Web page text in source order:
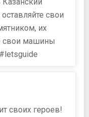
свои
их
свои машины
своих героев!